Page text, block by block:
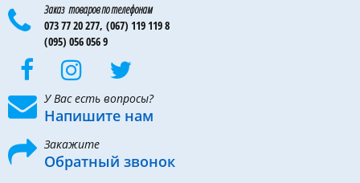
Заказ товаров по телефонам
073 77 20 277, (067) 119 119 8
(095) 056 056 9
У Вас есть вопросы?
Напишите нам
Закажите
Обратный звонок